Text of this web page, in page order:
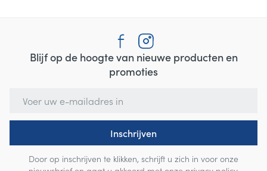
Blijf op de hoogte van nieuwe producten en
promoties
Inschrijven
Door op inschrijven te klikken, schrijft u zich in voor onze